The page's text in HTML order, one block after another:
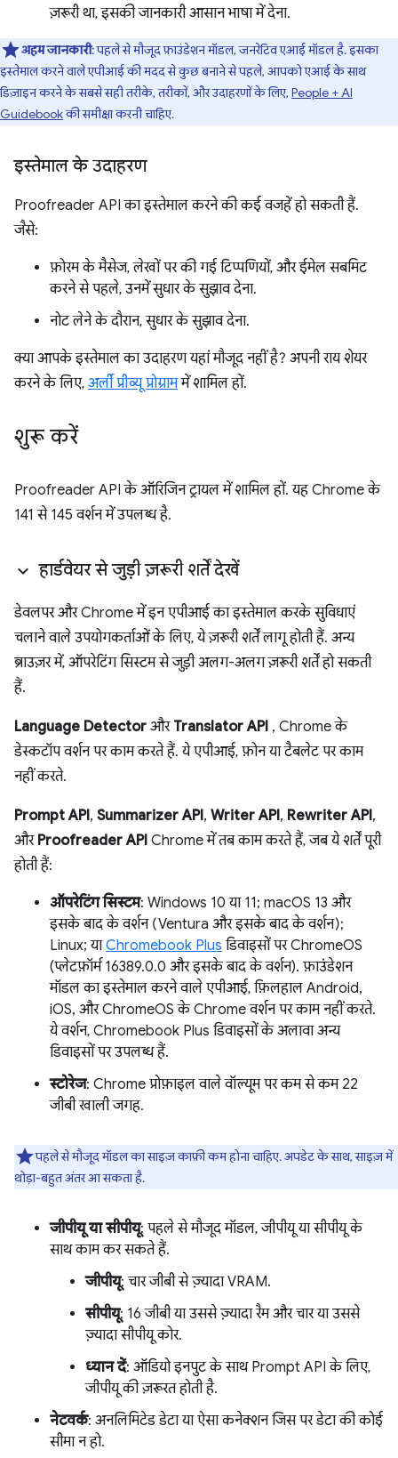
ज़रूरी था, इसकी जानकारी आसान भाषा में देना.
अहम जानकारी: पहले से मौजूद फ़ाउंडेशन मॉडल, जनरेटिव एआई मॉडल है. इसका
इस्तेमाल करने वाले एपीआई की मदद से कुछ बनाने से पहले, आपको एआई के साथ
डिज़ाइन करने के सबसे सही तरीके, तरीकों, और उदाहरणों के लिए, People + AI
Guidebookकी समीक्षा करनी चाहिए.
इस्तेमाल के उदाहरण
Proofreader API का इस्तेमाल करने की कई वजहें हो सकती हैं.
जैसे:
फ़ोरम के मैसेज, लेखों पर की गई टिप्पणियों, और ईमेल सबमिट
करने से पहले, उनमें सुधार के सुझाव देना.
नोट लेने के दौरान, सुधार के सुझाव देना.
क्या आपके इस्तेमाल का उदाहरण यहां मौजूद नहीं है? अपनी राय शेयर
करने के लिए, अर्ली प्रीव्यू प्रोग्राममें शामिल हों.
शुरू करें
Proofreader API के ऑरिजिन ट्रायल में शामिल हों. यह Chrome के
141 से 145 वर्शन में उपलब्ध है.
हार्डवेयर से जुड़ी ज़रूरी शर्तें देखें
डेवलपर और Chrome में इन एपीआई का इस्तेमाल करके सुविधाएं
चलाने वाले उपयोगकर्ताओं के लिए, ये ज़रूरी शर्तें लागू होती हैं. अन्य
ब्राउज़र में, ऑपरेटिंग सिस्टम से जुड़ी अलग-अलग ज़रूरी शर्तें हो सकती
हैं.
Language Detector और Translator API , Chrome के
डेस्कटॉप वर्शन पर काम करते हैं. ये एपीआई, फ़ोन या टैबलेट पर काम
नहीं करते.
Prompt API, Summarizer API, Writer API, Rewriter API,
और Proofreader API Chrome में तब काम करते हैं, जब ये शर्तें पूरी
होती हैं:
ऑपरेटिंग सिस्टम: Windows 10 या 11; macOS 13 और
इसके बाद के वर्शन (Ventura और इसके बाद के वर्शन);
Linux; याChromebook Plus डिवाइसों पर ChromeOS
(प्लेटफ़ॉर्म 16389.0.0 और इसके बाद के वर्शन). फ़ाउंडेशन
मॉडल का इस्तेमाल करने वाले एपीआई, फ़िलहाल Android,
iOS, और ChromeOS के Chrome वर्शन पर काम नहीं करते.
ये वर्शन, Chromebook Plus डिवाइसों के अलावा अन्य
डिवाइसों पर उपलब्ध हैं.
स्टोरेज: Chrome प्रोफ़ाइल वाले वॉल्यूम पर कम से कम 22
जीबी खाली जगह.
पहले से मौजूद मॉडल का साइज़ काफ़ी कम होना चाहिए. अपडेट के साथ, साइज़ में
थोड़ा-बहुत अंतर आ सकता है.
जीपीयू या सीपीयू: पहले से मौजूद मॉडल, जीपीयू या सीपीयू के
साथ काम कर सकते हैं.
जीपीयू: चार जीबी से ज़्यादा VRAM.
सीपीयू: 16 जीबी या उससे ज़्यादा रैम और चार या उससे
ज़्यादा सीपीयू कोर.
ध्यान दें: ऑडियो इनपुट के साथ Prompt API के लिए,
जीपीयू की ज़रूरत होती है.
नेटवर्क: अनलिमिटेड डेटा या ऐसा कनेक्शन जिस पर डेटा की कोई
सीमा न हो.